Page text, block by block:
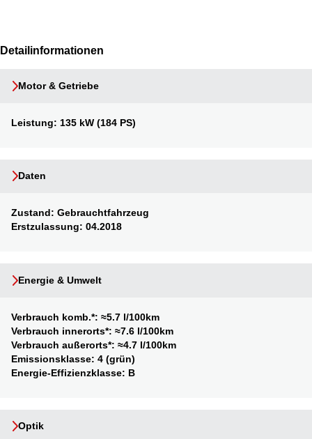
Detailinformationen
Motor & Getriebe
Leistung: 135 kW (184 PS)
Daten
Zustand: Gebrauchtfahrzeug
Erstzulassung: 04.2018
Energie & Umwelt
Verbrauch komb.*: ≈5.7 l/100km
Verbrauch innerorts*: ≈7.6 l/100km
Verbrauch außerorts*: ≈4.7 l/100km
Emissionsklasse: 4 (grün)
Energie-Effizienzklasse: B
Optik